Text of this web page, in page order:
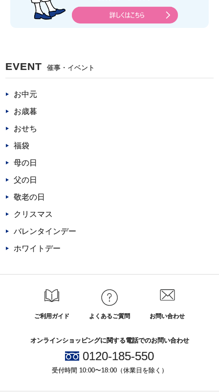
EVENT 催事・イベント
お中元
お歳暮
おせち
福袋
母の日
父の日
敬老の日
クリスマス
バレンタインデー
ホワイトデー
ご利用ガイド よくあるご質問 お問い合わせ
オンラインショッピングに関する電話でのお問い合わせ
0120-185-550
受付時間 10:00〜18:00（休業日を除く）